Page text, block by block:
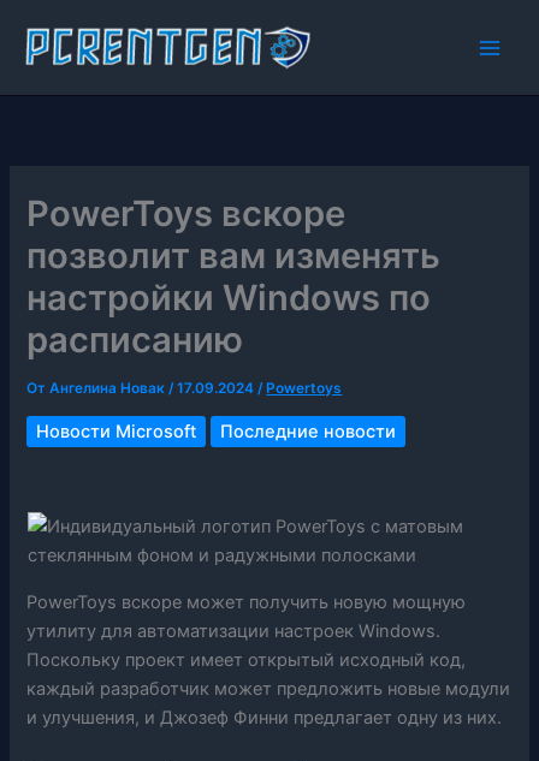
содержимому
PowerToys вскоре
позволит вам изменять
настройки Windows по
расписанию
ОтАнгелина Новак/17.09.2024/ Powertoys
Новости Microsoft Последние новости
PowerToys вскоре может получить новую мощную
утилиту для автоматизации настроек Windows.
Поскольку проект имеет открытый исходный код,
каждый разработчик может предложить новые модули
и улучшения, и Джозеф Финни предлагает одну из них.